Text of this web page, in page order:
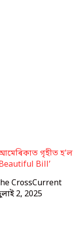
গৃহীত হ’ল
Bill’
CrossCurrent
2, 2025